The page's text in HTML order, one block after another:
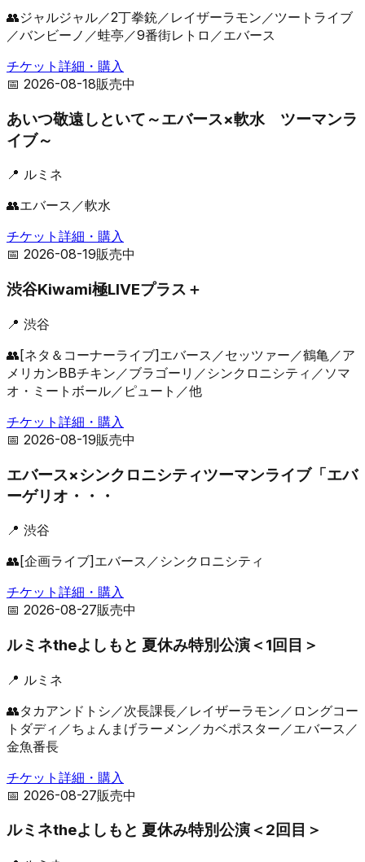
👥ジャルジャル／2丁拳銃／レイザーラモン／ツートライブ
／バンビーノ／蛙亭／9番街レトロ／エバース
チケット詳細・購入
📅 2026-08-18販売中
あいつ敬遠しといて～エバース×軟水 ツーマンラ
イブ～
📍 ルミネ
👥エバース／軟水
チケット詳細・購入
📅 2026-08-19販売中
渋谷Kiwami極LIVEプラス＋
📍 渋谷
👥[ネタ＆コーナーライブ]エバース／セッツァー／鶴亀／ア
メリカンBBチキン／ブラゴーリ／シンクロニシティ／ソマ
オ・ミートボール／ピュート／他
チケット詳細・購入
📅 2026-08-19販売中
エバース×シンクロニシティツーマンライブ「エバ
ーゲリオ・・・
📍 渋谷
👥 [企画ライブ]エバース／シンクロニシティ
チケット詳細・購入
📅 2026-08-27販売中
ルミネtheよしもと 夏休み特別公演＜1回目＞
📍 ルミネ
👥タカアンドトシ／次長課長／レイザーラモン／ロングコー
トダディ／ちょんまげラーメン／カベポスター／エバース／
金魚番長
チケット詳細・購入
📅 2026-08-27販売中
ルミネtheよしもと 夏休み特別公演＜2回目＞